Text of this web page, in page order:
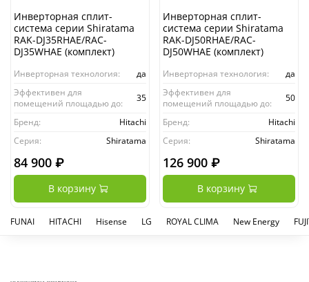
Инверторная сплит-
система серии Shiratama
RAK-DJ35RHAE/RAC-
DJ35WHAE (комплект)
Инверторная технология:
да
Эффективен для
помещений площадью до:
35
Бренд:
Hitachi
Серия:
Shiratama
84 900 ₽
В корзину
Инверторная сплит-
система серии Shiratama
RAK-DJ50RHAE/RAC-
DJ50WHAE (комплект)
Инверторная технология:
да
Эффективен для
помещений площадью до:
50
Бренд:
Hitachi
Серия:
Shiratama
126 900 ₽
В корзину
FUNAI HITACHI Hisense LG ROYAL CLIMA New Energy